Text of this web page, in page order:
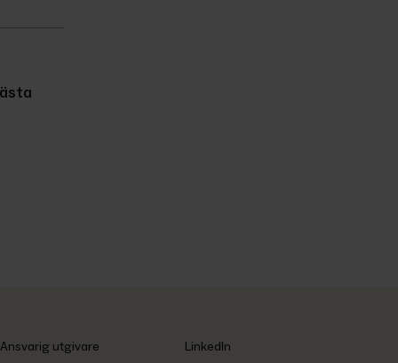
Ansvarig utgivare LinkedIn